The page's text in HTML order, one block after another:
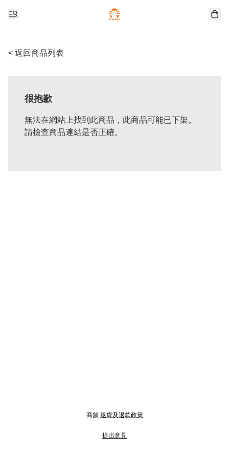
< 返回商品列表
很抱歉
無法在網站上找到此商品，此商品可能已下架。
請檢查商品連結是否正確。
商舖 退貨及退款政策
提出意見